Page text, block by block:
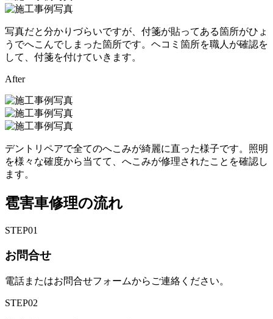
写真だと分かりづらいですが、付箋が貼ってある箇所がひょ
うでへこんでしまった箇所です。ヘコミ箇所を職人が確認を
して、付箋を付けていきます。
After
デントリペアで全てのへこみが綺麗に直った様子です。照明
を様々な確度から当てて、へこみが修理されたことを確認し
ます。
雹害車修理の流れ
STEP01
お問合せ
電話またはお問合せフォームからご連絡ください。
STEP02